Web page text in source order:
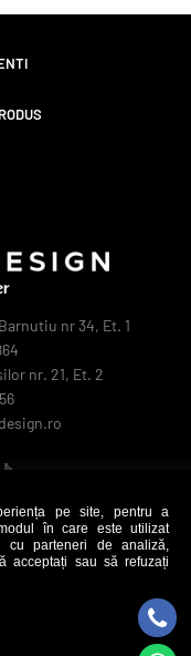
pe site, pentru a
în care este utilizat
cu parteneri de analiză,
acceptați sau să refuzați
nr 34, Et. 1
nr. 21, Et. 2